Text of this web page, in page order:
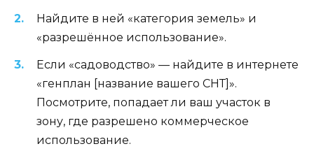
Найдите в ней «категория земель» и
«разрешённое использование».
Если «садоводство» — найдите в интернете
«генплан [название вашего СНТ]».
Посмотрите, попадает ли ваш участок в
зону, где разрешено коммерческое
использование.